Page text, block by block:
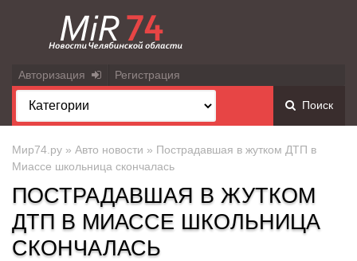
Авторизация Регистрация
Поиск
Мир74.ру » Авто новости » Пострадавшая в жутком ДТП в
Миассе школьница скончалась
ПОСТРАДАВШАЯ В ЖУТКОМ
ДТП В МИАССЕ ШКОЛЬНИЦА
СКОНЧАЛАСЬ